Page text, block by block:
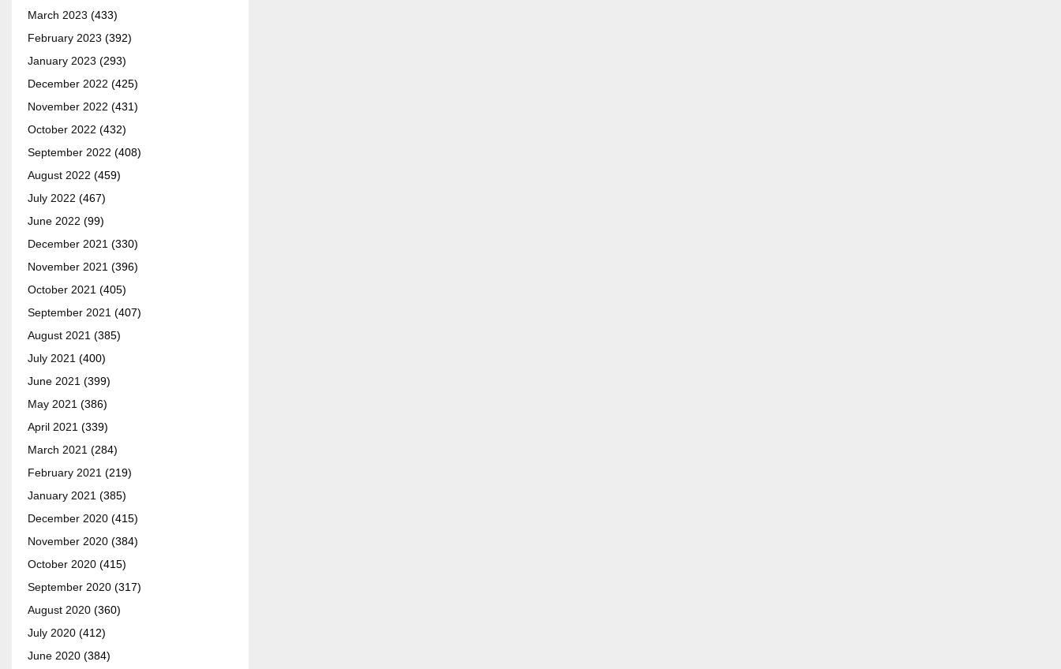
March 2023 (433)
February 2023 (392)
January 2023 (293)
December 2022 (425)
November 2022 (431)
October 2022 (432)
September 2022 (408)
August 2022 (459)
July 2022 (467)
June 2022 (99)
December 2021 (330)
November 2021 (396)
October 2021 (405)
September 2021 (407)
August 2021 (385)
July 2021 (400)
June 2021 (399)
May 2021 (386)
April 2021 (339)
March 2021 (284)
February 2021 (219)
January 2021 (385)
December 2020 (415)
November 2020 (384)
October 2020 (415)
September 2020 (317)
August 2020 (360)
July 2020 (412)
June 2020 (384)